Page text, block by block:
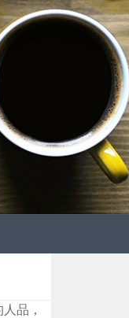
品，